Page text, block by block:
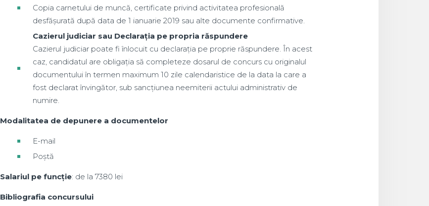
Copia carnetului de muncă, certificate privind activitatea profesională
desfășurată după data de 1 ianuarie 2019 sau alte documente confirmative.
Cazierul judiciar sau Declarația pe propria răspundere
Cazierul judiciar poate fi înlocuit cu declarația pe proprie răspundere. În acest
caz, candidatul are obligația să completeze dosarul de concurs cu originalul
documentului în termen maximum 10 zile calendaristice de la data la care a
fost declarat învingător, sub sancțiunea neemiterii actului administrativ de
numire.
Modalitatea de depunere a documentelor
E-mail
Poștă
Salariul pe funcție: de la 7380 lei
Bibliografia concursului